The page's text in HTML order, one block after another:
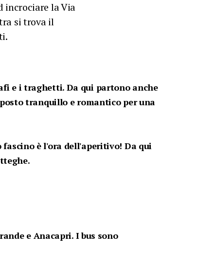
incrociare la Via
si trova il
e i traghetti. Da qui partono anche
tranquillo e romantico per una
è l'ora dell'aperitivo! Da qui
e Anacapri. I bus sono